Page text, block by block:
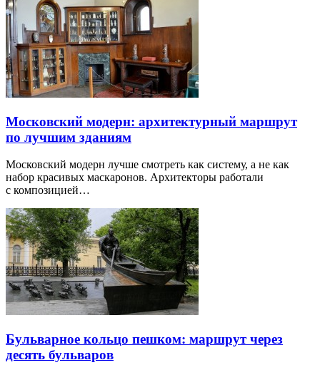
Московский модерн: архитектурный маршрут
по лучшим зданиям
Московский модерн лучше смотреть как систему, а не как
набор красивых маскаронов. Архитекторы работали
с композицией…
Бульварное кольцо пешком: маршрут через
десять бульваров